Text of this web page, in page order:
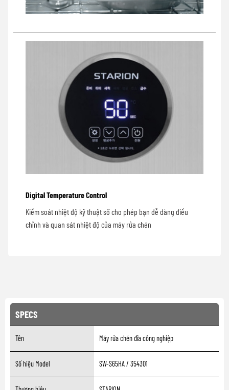
Digital Temperature Control
Kiểm soát nhiệt độ kỹ thuật số cho phép bạn dễ dàng điều
chỉnh và quan sát nhiệt độ của máy rửa chén
SPECS
Tên Máy rửa chén đĩa công nghiệp
Số hiệu Model SW-S65HA / 354301